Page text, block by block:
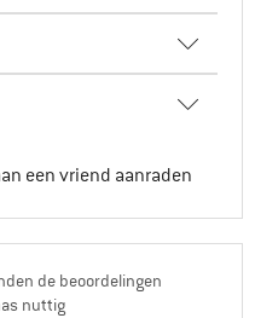
een vriend aanraden
de beoordelingen
nuttig